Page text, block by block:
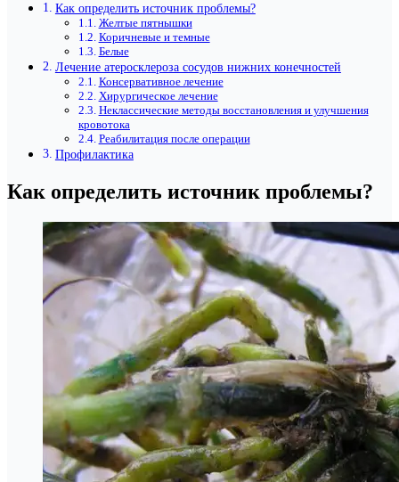
Как определить источник проблемы?
Желтые пятнышки
Коричневые и темные
Белые
Лечение атеросклероза сосудов нижних конечностей
Консервативное лечение
Хирургическое лечение
Неклассические методы восстановления и улучшения
кровотока
Реабилитация после операции
Профилактика
Как определить источник проблемы?